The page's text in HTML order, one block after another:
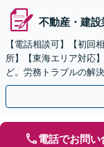
不動産・建設
【電話相談可】【初回
所】【東海エリア対応
ど。労務トラブルの解
しセミナー講師なども
電話でお問い